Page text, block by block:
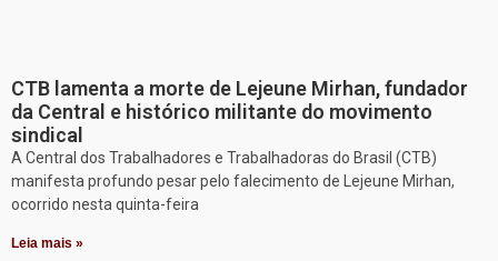
CTB lamenta a morte de Lejeune Mirhan, fundador
da Central e histórico militante do movimento
sindical
A Central dos Trabalhadores e Trabalhadoras do Brasil (CTB)
manifesta profundo pesar pelo falecimento de Lejeune Mirhan,
ocorrido nesta quinta-feira
Leia mais »